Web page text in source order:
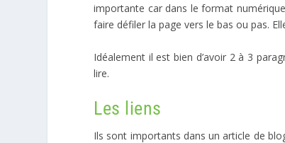
importante car dans le format
faire défiler la page vers le bas ou pas.
Idéalement il est bien d’avoir 2 à 3
lire.
Les liens
Ils sont importants dans un article de